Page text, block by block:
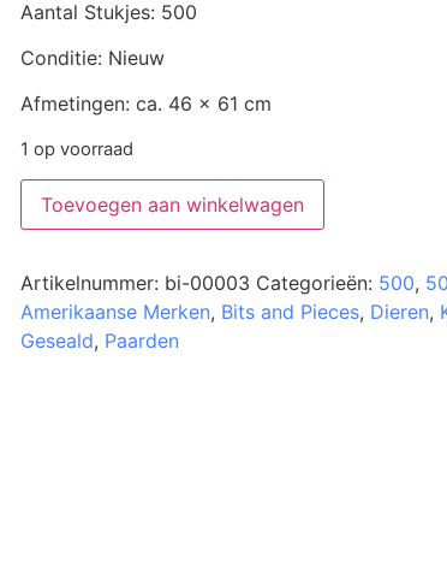
Aantal Stukjes: 500
Conditie: Nieuw
Afmetingen: ca. 46 x 61 cm
1 op voorraad
Toevoegen aan winkelwagen
Artikelnummer: bi-00003 Categorieën: 500,
Amerikaanse Merken, Bits and Pieces, Dieren,
Geseald, Paarden